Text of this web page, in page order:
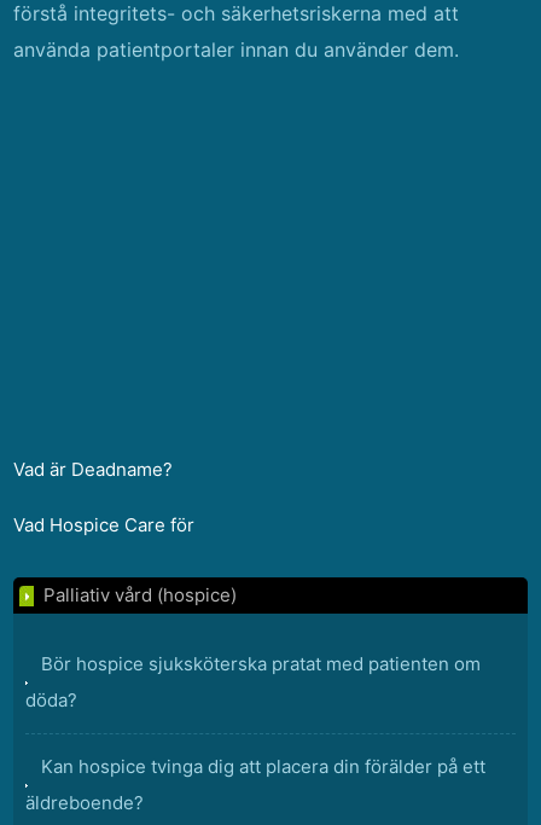
förstå integritets- och säkerhetsriskerna med att
använda patientportaler innan du använder dem.
Vad är Deadname?
Vad Hospice Care för
Palliativ vård (hospice)
Bör hospice sjuksköterska pratat med patienten om
döda?
Kan hospice tvinga dig att placera din förälder på ett
äldreboende?